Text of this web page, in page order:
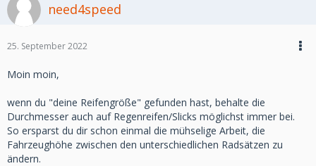
need4speed
25. September 2022
Moin moin,
wenn du "deine Reifengröße" gefunden hast, behalte die
Durchmesser auch auf Regenreifen/Slicks möglichst immer bei.
So ersparst du dir schon einmal die mühselige Arbeit, die
Fahrzeughöhe zwischen den unterschiedlichen Radsätzen zu
ändern.